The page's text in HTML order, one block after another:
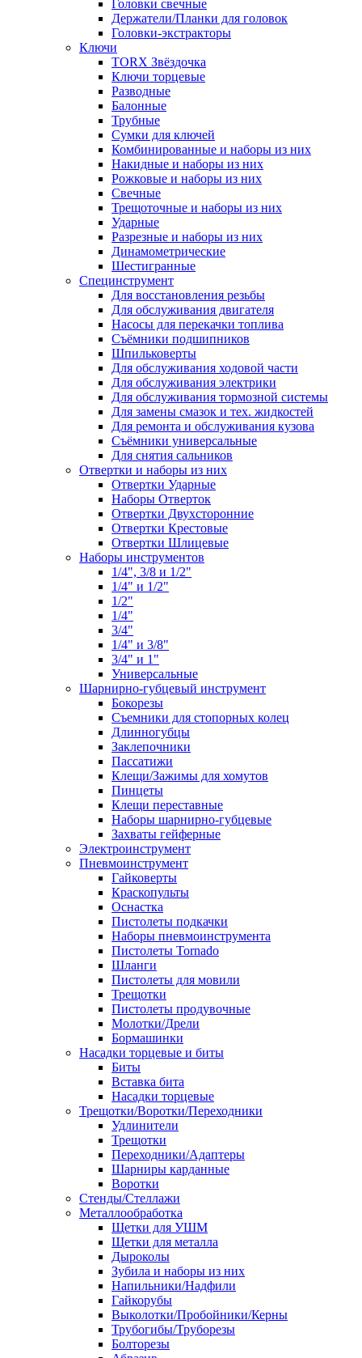
Головки свечные
Держатели/Планки для головок
Головки-экстракторы
Ключи
TORX Звёздочка
Ключи торцевые
Разводные
Балонные
Трубные
Сумки для ключей
Комбинированные и наборы из них
Накидные и наборы из них
Рожковые и наборы из них
Свечные
Трещоточные и наборы из них
Ударные
Разрезные и наборы из них
Динамометрические
Шестигранные
Специнструмент
Для восстановления резьбы
Для обслуживания двигателя
Насосы для перекачки топлива
Съёмники подшипников
Шпильковерты
Для обслуживания ходовой части
Для обслуживания электрики
Для обслуживания тормозной системы
Для замены смазок и тех. жидкостей
Для ремонта и обслуживания кузова
Съёмники универсальные
Для снятия сальников
Отвертки и наборы из них
Отвертки Ударные
Наборы Отверток
Отвертки Двухсторонние
Отвертки Крестовые
Отвертки Шлицевые
Наборы инструментов
1/4", 3/8 и 1/2"
1/4" и 1/2"
1/2"
1/4"
3/4"
1/4" и 3/8"
3/4" и 1"
Универсальные
Шарнирно-губцевый инструмент
Бокорезы
Съемники для стопорных колец
Длинногубцы
Заклепочники
Пассатижи
Клещи/Зажимы для хомутов
Пинцеты
Клещи переставные
Наборы шарнирно-губцевые
Захваты гейферные
Электроинструмент
Пневмоинструмент
Гайковерты
Краскопульты
Оснастка
Пистолеты подкачки
Наборы пневмоинструмента
Пистолеты Tornado
Шланги
Пистолеты для мовили
Трещотки
Пистолеты продувочные
Молотки/Дрели
Бормашинки
Насадки торцевые и биты
Биты
Вставка бита
Насадки торцевые
Трещотки/Воротки/Переходники
Удлинители
Трещотки
Переходники/Адаптеры
Шарниры карданные
Воротки
Стенды/Стеллажи
Металлообработка
Щетки для УШМ
Щетки для металла
Дыроколы
Зубила и наборы из них
Напильники/Надфили
Гайкорубы
Выколотки/Пробойники/Керны
Трубогибы/Труборезы
Болторезы